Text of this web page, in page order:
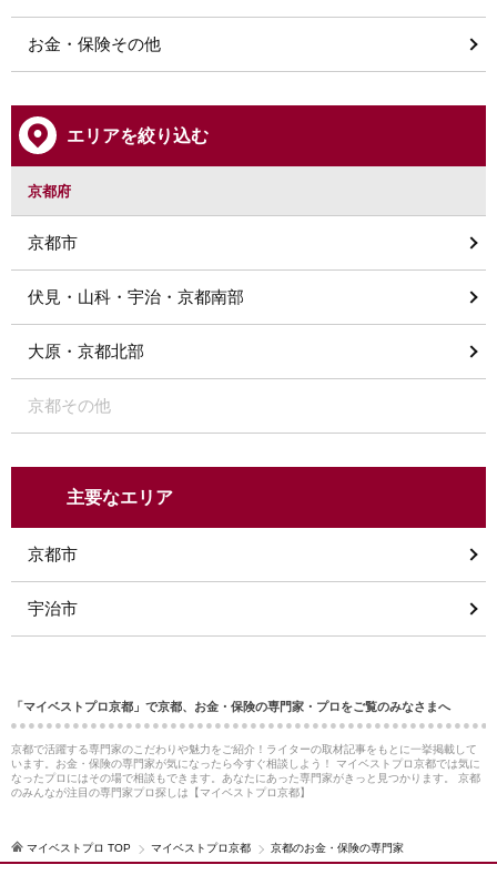
お金・保険その他
エリアを絞り込む
京都府
京都市
伏見・山科・宇治・京都南部
大原・京都北部
京都その他
主要なエリア
京都市
宇治市
「マイベストプロ京都」で京都、お金・保険の専門家・プロをご覧のみなさまへ
京都で活躍する専門家のこだわりや魅力をご紹介！ライターの取材記事をもとに一挙掲載して
います。お金・保険の専門家が気になったら今すぐ相談しよう！ マイベストプロ京都では気に
なったプロにはその場で相談もできます。あなたにあった専門家がきっと見つかります。 京都
のみんなが注目の専門家プロ探しは【マイベストプロ京都】
マイベストプロ TOP マイベストプロ京都 京都のお金・保険の専門家